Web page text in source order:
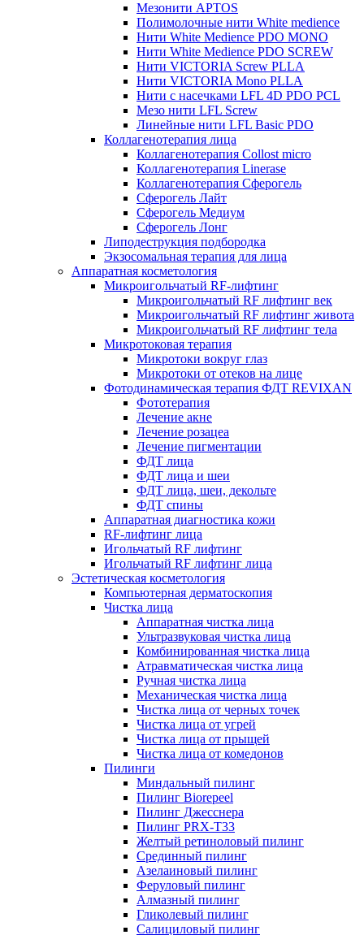
Мезонити APTOS
Полимолочные нити White medience
Нити White Medience PDO MONO
Нити White Medience PDO SCREW
Нити VICTORIA Screw PLLA
Нити VICTORIA Mono PLLA
Нити с насечками LFL 4D PDO PCL
Мезо нити LFL Screw
Линейные нити LFL Basic PDO
Коллагенотерапия лица
Коллагенотерапия Collost micro
Коллагенотерапия Linerase
Коллагенотерапия Сферогель
Сферогель Лайт
Сферогель Медиум
Сферогель Лонг
Липодеструкция подбородка
Экзосомальная терапия для лица
Аппаратная косметология
Микроигольчатый RF-лифтинг
Микроигольчатый RF лифтинг век
Микроигольчатый RF лифтинг живота
Микроигольчатый RF лифтинг тела
Микротоковая терапия
Микротоки вокруг глаз
Микротоки от отеков на лице
Фотодинамическая терапия ФДТ REVIXAN
Фототерапия
Лечение акне
Лечение розацеа
Лечение пигментации
ФДТ лица
ФДТ лица и шеи
ФДТ лица, шеи, декольте
ФДТ спины
Аппаратная диагностика кожи
RF-лифтинг лица
Игольчатый RF лифтинг
Игольчатый RF лифтинг лица
Эстетическая косметология
Компьютерная дерматоскопия
Чистка лица
Аппаратная чистка лица
Ультразвуковая чистка лица
Комбинированная чистка лица
Атравматическая чистка лица
Ручная чистка лица
Механическая чистка лица
Чистка лица от черных точек
Чистка лица от угрей
Чистка лица от прыщей
Чистка лица от комедонов
Пилинги
Миндальный пилинг
Пилинг Biorepeel
Пилинг Джесснера
Пилинг PRX-T33
Желтый ретиноловый пилинг
Срединный пилинг
Азелаиновый пилинг
Феруловый пилинг
Алмазный пилинг
Гликолевый пилинг
Салициловый пилинг